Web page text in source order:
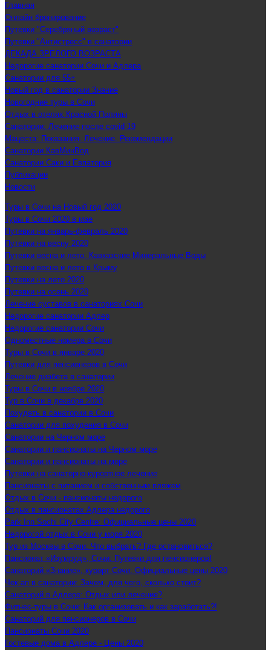
Главная
Онлайн бронирование
Путевки "Серебряный возраст"
Путевки "Антистресс" в санатории
ДЕКАДА ЗРЕЛОГО ВОЗРАСТА
Недорогие санатории Сочи и Адлера
Санатории для 55+
Новый год в санатории Знание
Новогодние туры в Сочи
Отдых в отелях Красной Поляны
Санатории: Лечение после covid-19
Мацеста: Показания. Лечение. Рекомендации
Санатории КавМинВод
Санатории Саки и Евпатория
Публикации
Новости
Туры в Сочи на Новый год 2020
Туры в Сочи 2020 в мае
Путевки на январь-февраль 2020
Путевки на весну 2020
Путевки весна и лето. Кавказские Минеральные Воды
Путевки весна и лето в Крыму
Путевки на лето 2020
Путевки на осень 2020
Лечение суставов в санаториях Сочи
Недорогие санатории Адлер
Недорогие санатории Сочи
Одноместные номера в Сочи
Туры в Сочи в январе 2020
Путевки для пенсионеров в Сочи
Лечение диабета в санатории
Туры в Сочи в ноябре 2020
Тур в Сочи в декабре 2020
Похудеть в санатории в Сочи
Санатории для похудения в Сочи
Санатории на Черном море
Санатории и пансионаты на Черном море
Санатории и пансионаты на море
Путевки на санаторно-курортное лечение
Пансионаты с питанием и собственным пляжем
Отдых в Сочи - пансионаты недорого
Отдых в пансионатах Адлера недорого
Park Inn Sochi City Centre: Официальные цены 2020
Недорогой отдых в Сочи у моря 2020
Тур из Москвы в Сочи: Что выбрать? Где остановиться?
Пансионат «Изумруд», Сочи: Путевки для пенсионеров!
Санаторий «Знание», курорт Сочи: Официальные цены 2020
Чек-ап в санатории: Зачем, для чего, сколько стоит?
Санаторий в Адлере: Отдых или лечение?
Фитнес-туры в Сочи: Как организовать и как заработать?!
Санаторий для пенсионеров в Сочи
Пансионаты Сочи 2020
Гостевые дома в Адлере - Цены 2020